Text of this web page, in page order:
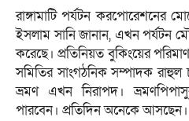
রাঙ্গামাটি পর্যটন করপোরেশনের
ইসলাম সানি জানান, এখন
করেছে। প্রতিনিয়ত বুকিংয়ের
সমিতির সাংগঠনিক সম্পাদক
ভ্রমণ এখন নিরাপদ।
পারবেন। প্রতিদিন অনেকে আসছেন।